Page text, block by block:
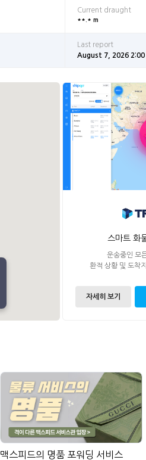
Current draught
**.* m
Last report
August 7, 2026 2:00
스마트 화
운송중인 모
환적 상황 및 도착
자세히 보기
맥스피드의 명품 포워딩 서비스